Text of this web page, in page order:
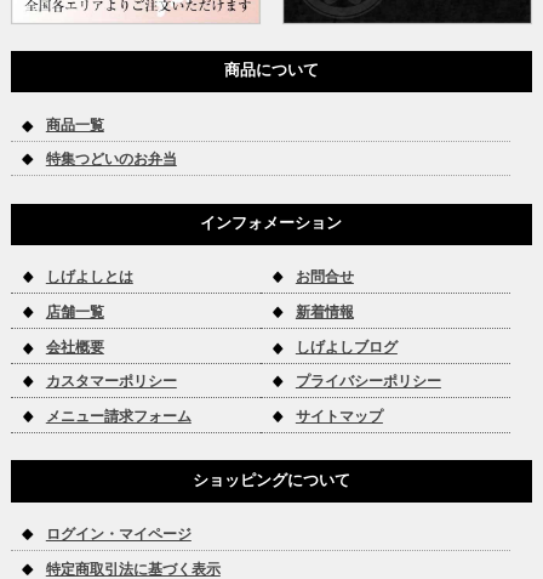
商品について
商品一覧
特集つどいのお弁当
インフォメーション
しげよしとは お問合せ
店舗一覧 新着情報
会社概要 しげよしブログ
カスタマーポリシー プライバシーポリシー
メニュー請求フォーム サイトマップ
ショッピングについて
ログイン・マイページ
特定商取引法に基づく表示